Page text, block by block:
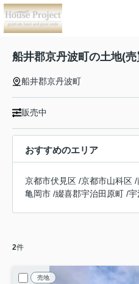
船井郡京丹波町の土地(
船井郡京丹波町
販売中
おすすめのエリア
京都市伏見区 /京都市山科区 /
亀岡市 /綴喜郡宇治田原町 /宇
2件
売地